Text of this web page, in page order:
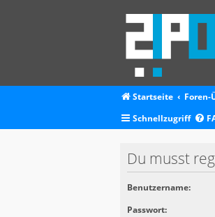
Startseite
Foren-
Schnellzugriff
Du musst
Benutzername:
Passwort: